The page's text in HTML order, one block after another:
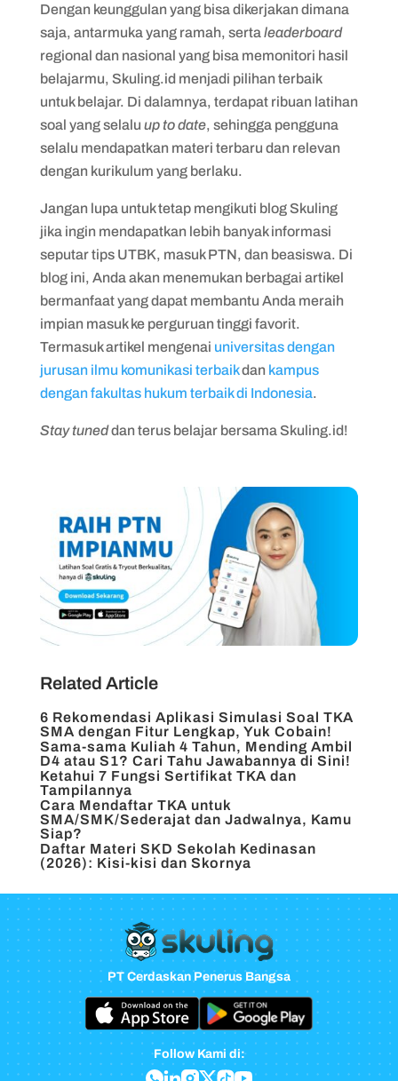
Dengan keunggulan yang bisa dikerjakan dimana
saja, antarmuka yang ramah, serta leaderboard
regional dan nasional yang bisa memonitori hasil
belajarmu, Skuling.id menjadi pilihan terbaik
untuk belajar. Di dalamnya, terdapat ribuan latihan
soal yang selalu up to date, sehingga pengguna
selalu mendapatkan materi terbaru dan relevan
dengan kurikulum yang berlaku.
Jangan lupa untuk tetap mengikuti blog Skuling
jika ingin mendapatkan lebih banyak informasi
seputar tips UTBK, masuk PTN, dan beasiswa. Di
blog ini, Anda akan menemukan berbagai artikel
bermanfaat yang dapat membantu Anda meraih
impian masuk ke perguruan tinggi favorit.
Termasuk artikel mengenai universitas dengan
jurusan ilmu komunikasi terbaikdan kampus
dengan fakultas hukum terbaik di Indonesia.
Stay tuneddan terus belajar bersama Skuling.id!
Related Article
6 Rekomendasi Aplikasi Simulasi Soal TKA
SMA dengan Fitur Lengkap, Yuk Cobain!
Sama-sama Kuliah 4 Tahun, Mending Ambil
D4 atau S1? Cari Tahu Jawabannya di Sini!
Ketahui 7 Fungsi Sertifikat TKA dan
Tampilannya
Cara Mendaftar TKA untuk
SMA/SMK/Sederajat dan Jadwalnya, Kamu
Siap?
Daftar Materi SKD Sekolah Kedinasan
(2026): Kisi-kisi dan Skornya
PT Cerdaskan Penerus Bangsa
Follow Kami di: